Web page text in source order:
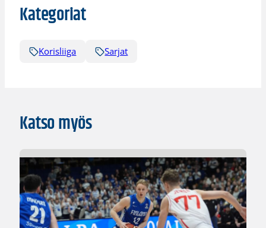
Kategoriat
Korisliiga Sarjat
Katso myös